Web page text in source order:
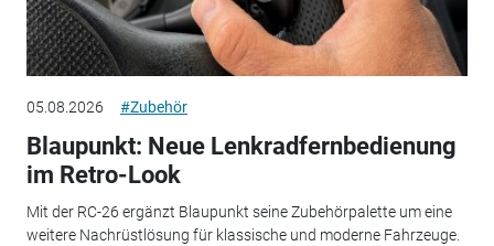
05.08.2026 #Zubehör
Blaupunkt: Neue Lenkradfernbedienung
im Retro-Look
Mit der RC-26 ergänzt Blaupunkt seine Zubehörpalette um eine
weitere Nachrüstlösung für klassische und moderne Fahrzeuge.